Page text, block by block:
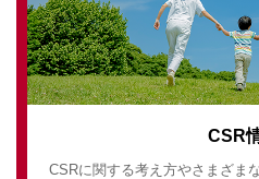
CSR
CSRに関する考え方やさまざま